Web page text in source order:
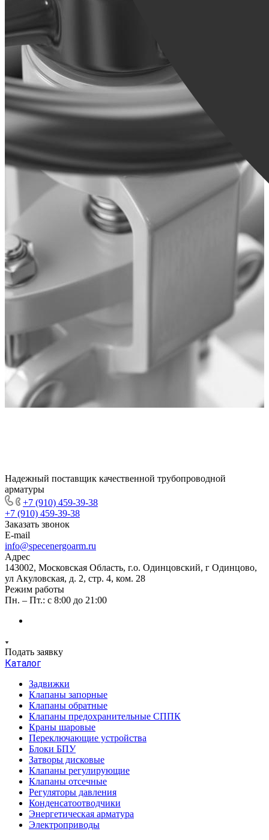
Надежный поставщик качественной трубопроводной
арматуры
+7 (910) 459-39-38
+7 (910) 459-39-38
Заказать звонок
E-mail
info@specenergoarm.ru
Адрес
143002, Московская Область, г.о. Одинцовский, г Одинцово,
ул Акуловская, д. 2, стр. 4, ком. 28
Режим работы
Пн. – Пт.: с 8:00 до 21:00
Подать заявку
Каталог
Задвижки
Клапаны запорные
Клапаны обратные
Клапаны предохранительные СППК
Краны шаровые
Переключающие устройства
Блоки БПУ
Затворы дисковые
Клапаны регулирующие
Клапаны отсечные
Регуляторы давления
Конденсатоотводчики
Энергетическая арматура
Электроприводы